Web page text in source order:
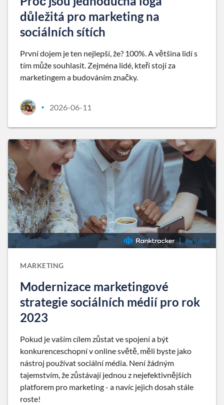
důležitá pro marketing na
sociálních sítích
První dojem je ten nejlepší, že? 100%. A většina lidí s
tím může souhlasit. Zejména lidé, kteří stojí za
marketingem a budováním značky.
• 2026-06-11
MARKETING
Modernizace marketingové
strategie sociálních médií pro rok
2023
Pokud je vaším cílem zůstat ve spojení a být
konkurenceschopní v online světě, měli byste jako
nástroj používat sociální média. Není žádným
tajemstvím, že zůstávají jednou z nejefektivnějších
platforem pro marketing - a navíc jejich dosah stále
roste!